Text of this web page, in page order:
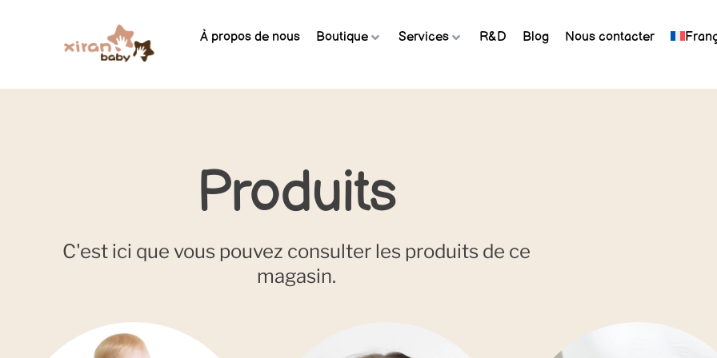
À propos de nous Boutique Services R&D Blog Nous contacter
Produits
C'est ici que vous pouvez consulter les produits de ce
magasin.